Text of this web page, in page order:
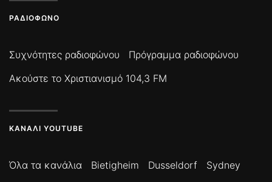
ΡΑΔΙΌΦΩΝΟ
Συχνότητες ραδιοφώνου
Πρόγραμμα ραδιοφώνου
Ακούστε το Χριστιανισμό 104,3 FM
ΚΑΝΆΛΙ YOUTUBE
Όλα τα κανάλια Bietigheim Dusseldorf
Sydney